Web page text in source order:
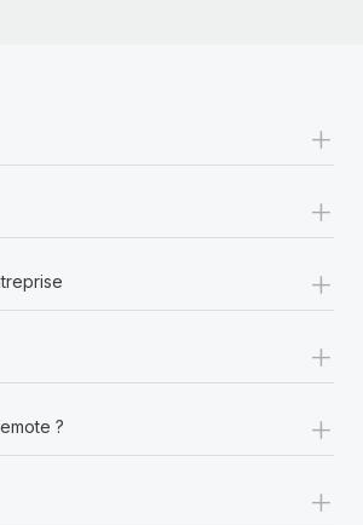
+
+
+
+
? +
+